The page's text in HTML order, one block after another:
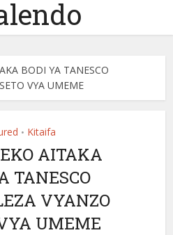
BODI YA TANESCO
VYA UMEME
• Kitaifa
AITAKA
TANESCO
VYANZO
UMEME